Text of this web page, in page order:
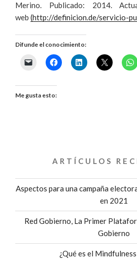
Merino. Publicado: 2014.
web (http://definicion.de/servicio-
Difunde el conocimiento:
Me gusta esto:
ARTÍCULOS
Aspectos para una campaña
en 2021
Red Gobierno, La Primer
Gobierno
¿Qué es el